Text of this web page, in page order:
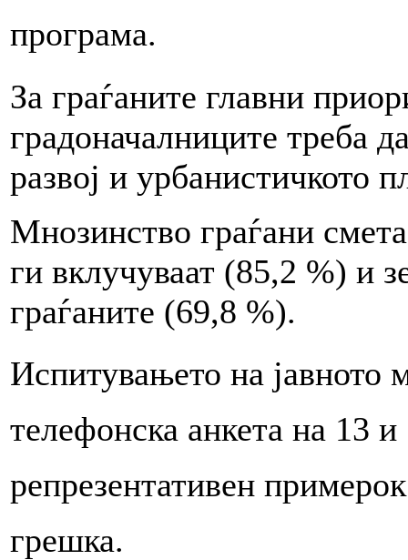
програма.
За граѓаните главни
градоначалниците треба
развој и урбанистичкото
Мнозинство граѓани
ги вклучуваат (85,2 %) и
граѓаните (69,8 %).
Испитувањето на јавното
телефонска анкета на 13
репрезентативен
грешка.